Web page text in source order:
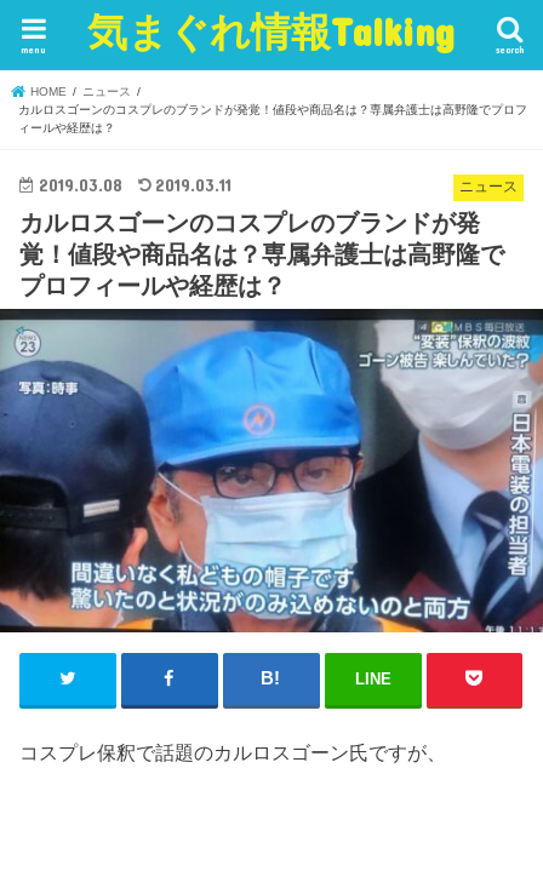
気まぐれ情報Talking search
menu
HOME
ニュース
カルロスゴーンのコスプレのブランドが発覚！値段や商品名は？専属弁護士は高野隆でプロフ
ィールや経歴は？
ニュース
2019.03.08 2019.03.11
カルロスゴーンのコスプレのブランドが発
覚！値段や商品名は？専属弁護士は高野隆で
プロフィールや経歴は？
LINE
コスプレ保釈で話題のカルロスゴーン氏ですが、